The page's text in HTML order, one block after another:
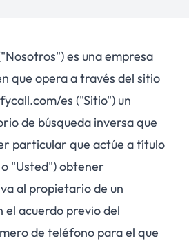
es una empresa
que opera a través del sitio
es ("Sitio") un
de búsqueda inversa que
particular que actúe a título
"Usted") obtener
al propietario de un
acuerdo previo del
de teléfono para el que